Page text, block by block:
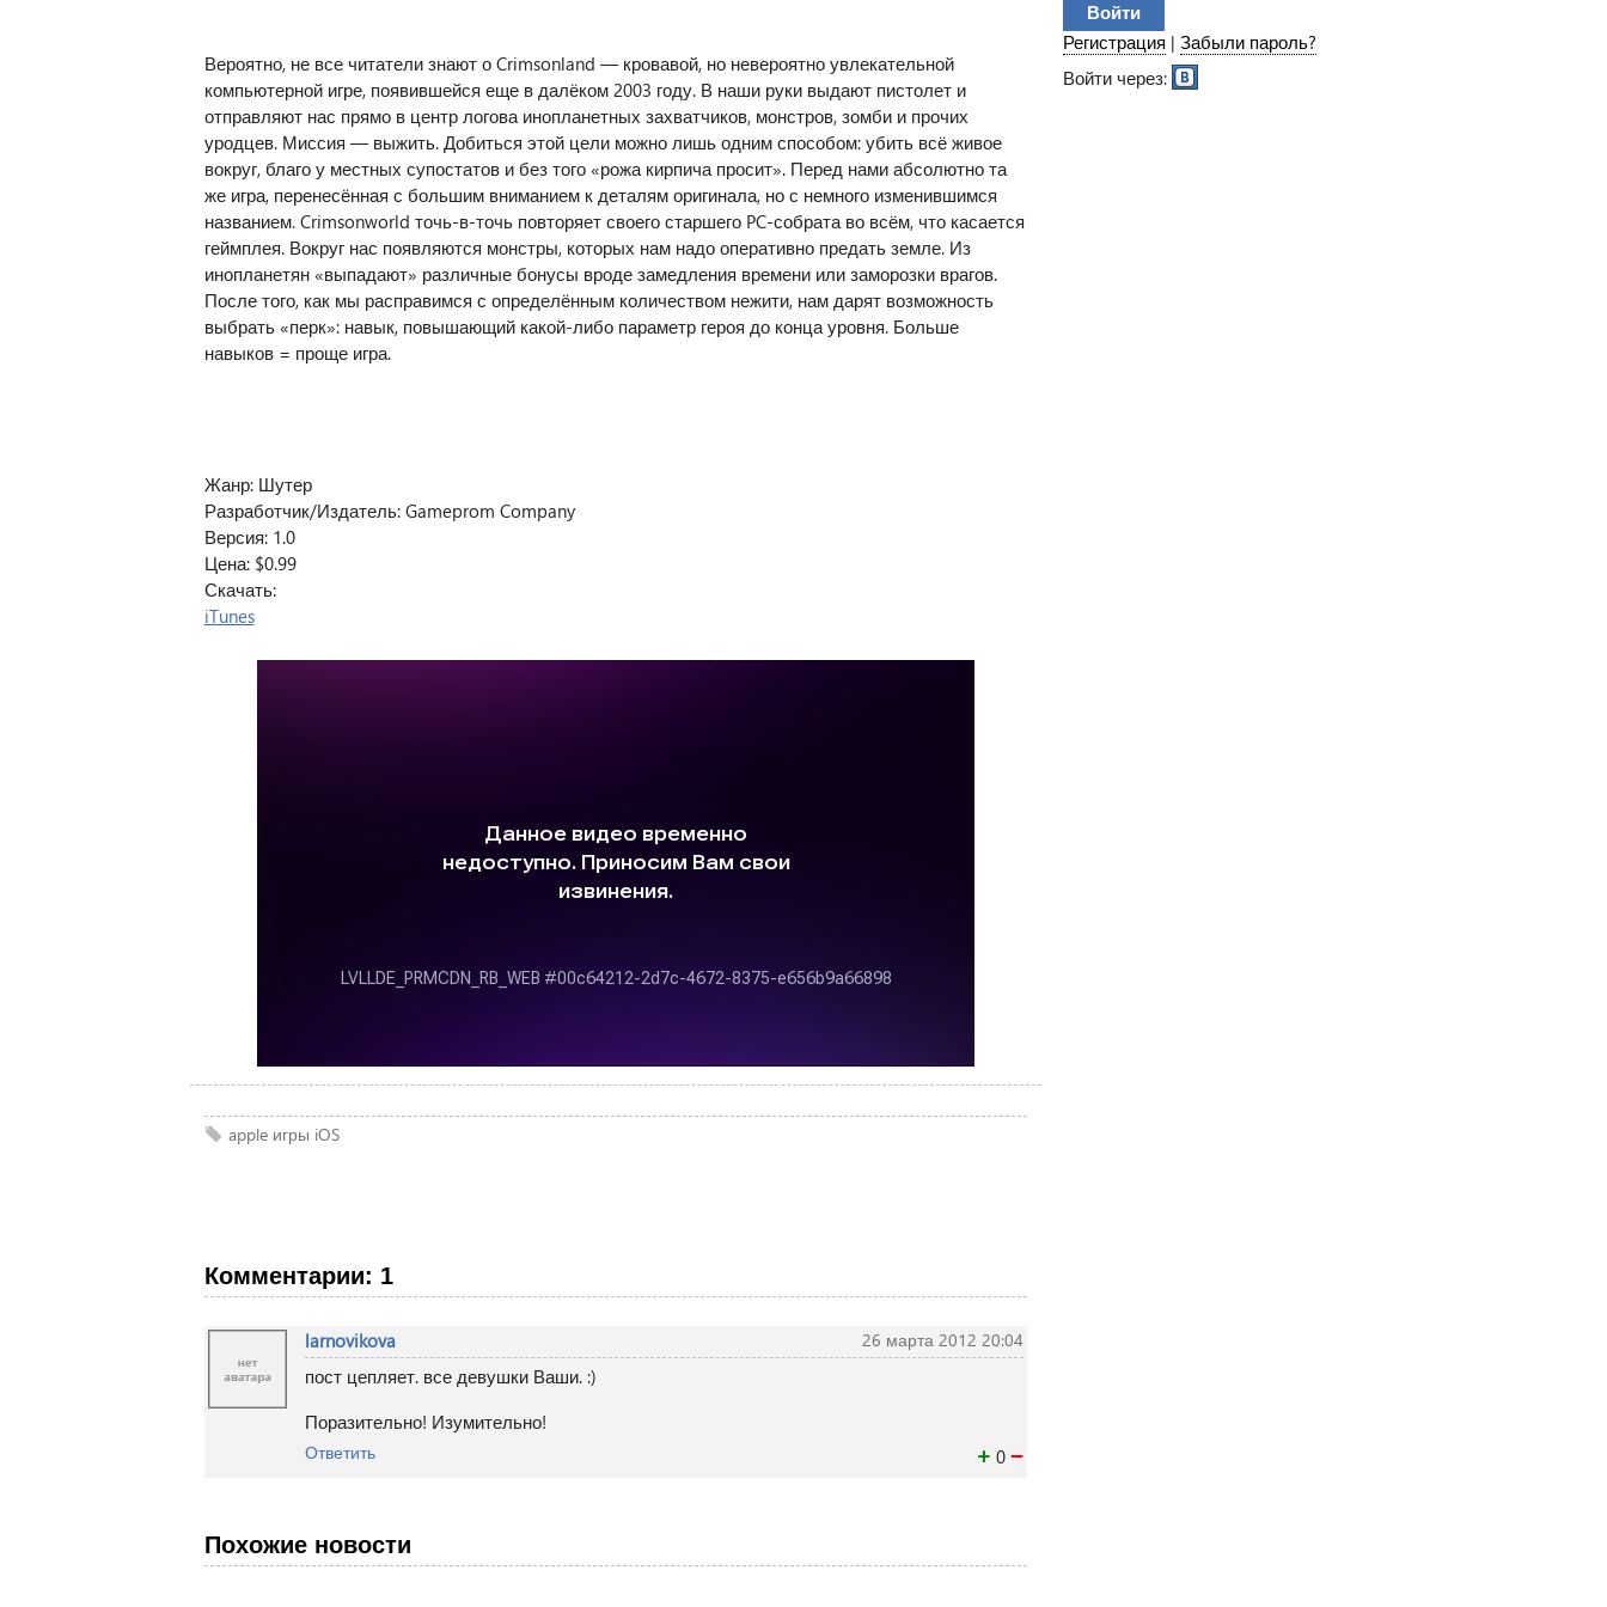
Вероятно, не все читатели знают о Crimsonland — кровавой, но невероятно увлекательной
компьютерной игре, появившейся еще в далёком 2003 году. В наши руки выдают пистолет и
отправляют нас прямо в центр логова инопланетных захватчиков, монстров, зомби и прочих
уродцев. Миссия — выжить. Добиться этой цели можно лишь одним способом: убить всё живое
вокруг, благо у местных супостатов и без того «рожа кирпича просит». Перед нами абсолютно та
же игра, перенесённая с большим вниманием к деталям оригинала, но с немного изменившимся
названием. Crimsonworld точь-в-точь повторяет своего старшего PC-собрата во всём, что касается
геймплея. Вокруг нас появляются монстры, которых нам надо оперативно предать земле. Из
инопланетян «выпадают» различные бонусы вроде замедления времени или заморозки врагов.
После того, как мы расправимся с определённым количеством нежити, нам дарят возможность
выбрать «перк»: навык, повышающий какой-либо параметр героя до конца уровня. Больше
навыков = проще игра.
Жанр: Шутер
Разработчик/Издатель: Gameprom Company
Версия: 1.0
Цена: $0.99
Скачать:
iTunes
apple игры iOS
Комментарии: 1
26 марта 2012 20:04
larnovikova
пост цепляет. все девушки Ваши. :)
Поразительно! Изумительно!
+ 0 −
Ответить
Похожие новости
Регистрация | Забыли пароль?
Войти через: